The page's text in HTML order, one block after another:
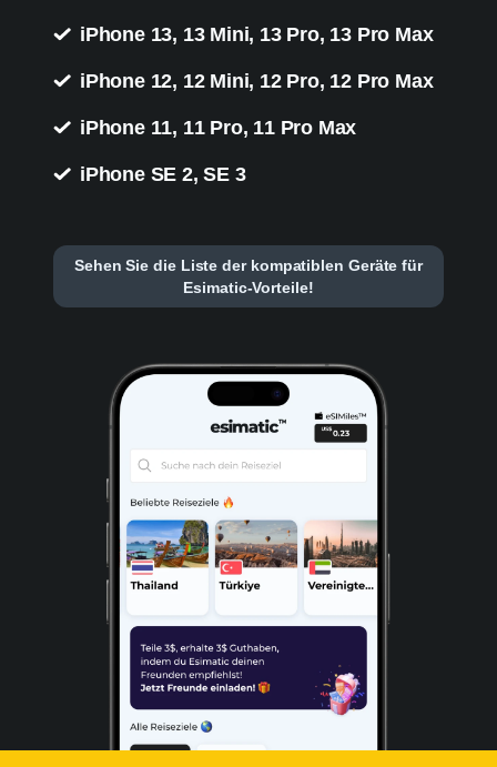
iPhone 13, 13 Mini, 13 Pro, 13 Pro Max
iPhone 12, 12 Mini, 12 Pro, 12 Pro Max
iPhone 11, 11 Pro, 11 Pro Max
iPhone SE 2, SE 3
Sehen Sie die Liste der kompatiblen Geräte für
Esimatic-Vorteile!